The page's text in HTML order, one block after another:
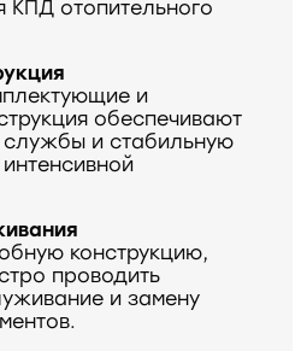
КПД отопительного
и
обеспечивают
и стабильную
конструкцию,
проводить
и замену